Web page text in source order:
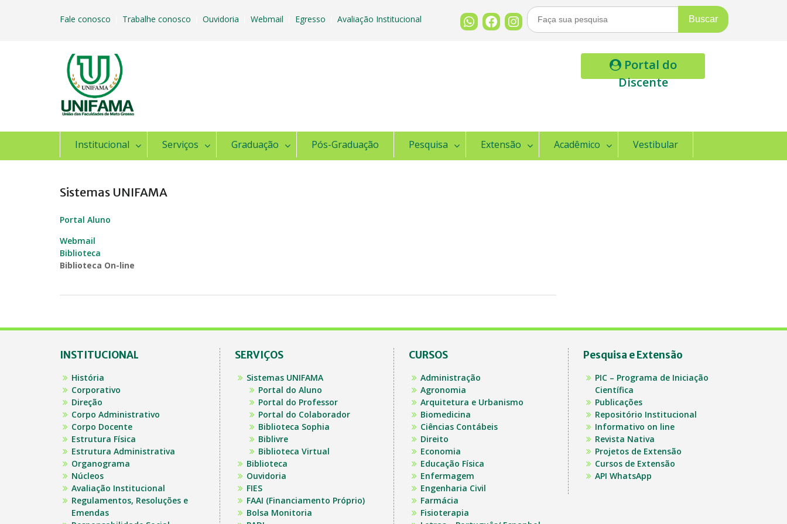
Fale conosco Trabalhe conosco Ouvidoria Webmail Egresso Avaliação Institucional
Buscar
Por:
Portal do
Discente
Institucional Serviços Graduação Pós-Graduação Pesquisa Extensão Acadêmico Vestibular
Sistemas UNIFAMA
Portal Aluno
Webmail
Biblioteca
Biblioteca On-line
INSTITUCIONAL
História
Corporativo
Direção
Corpo Administrativo
Corpo Docente
Estrutura Física
Estrutura Administrativa
Organograma
Núcleos
Avaliação Institucional
Regulamentos, Resoluções e
Emendas
SERVIÇOS
Sistemas UNIFAMA
Portal do Aluno
Portal do Professor
Portal do Colaborador
Biblioteca Sophia
Biblivre
Biblioteca Virtual
Biblioteca
Ouvidoria
FIES
FAAI (Financiamento Próprio)
Bolsa Monitoria
CURSOS
Administração
Agronomia
Arquitetura e Urbanismo
Biomedicina
Ciências Contábeis
Direito
Economia
Educação Física
Enfermagem
Engenharia Civil
Farmácia
Fisioterapia
Pesquisa e Extensão
PIC – Programa de Iniciação
Científica
Publicações
Repositório Institucional
Informativo on line
Revista Nativa
Projetos de Extensão
Cursos de Extensão
API WhatsApp